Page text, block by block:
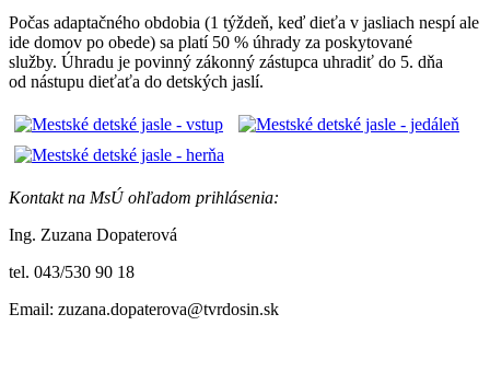
Počas adaptačného obdobia (1 týždeň, keď dieťa v jasliach nespí ale
ide domov po obede) sa platí 50 % úhrady za poskytované
služby. Úhradu je povinný zákonný zástupca uhradiť do 5. dňa
od nástupu dieťaťa do detských jaslí.
Kontakt na MsÚ ohľadom prihlásenia:
Ing. Zuzana Dopaterová
tel. 043/530 90 18
Email: zuzana.dopaterova@tvrdosin.sk